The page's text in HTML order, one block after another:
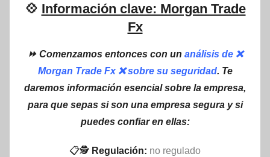
💠 Información clave: Morgan Trade
Fx
⏩ Comenzamos entonces con un análisis de ❌
Morgan Trade Fx ❌ sobre su seguridad. Te
daremos información esencial sobre la empresa,
para que sepas si son una empresa segura y si
puedes confiar en ellas:
📋🕵 Regulación: no regulado